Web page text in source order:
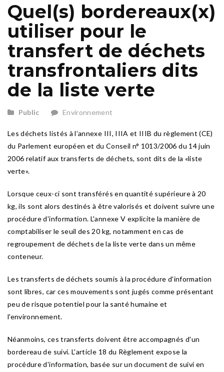
Quel(s) bordereaux(x)
utiliser pour le
transfert de déchets
transfrontaliers dits
de la liste verte
Public Environnement
Les déchets listés à l’annexe III, IIIA et IIIB du règlement (CE)
du Parlement européen et du Conseil n° 1013/2006 du 14 juin
2006 relatif aux transferts de déchets, sont dits de la «liste
verte».
Lorsque ceux-ci sont transférés en quantité supérieure à 20
kg, ils sont alors destinés à être valorisés et doivent suivre une
procédure d'information. L'annexe V explicite la manière de
comptabiliser le seuil des 20 kg, notamment en cas de
regroupement de déchets de la liste verte dans un même
conteneur.
Les transferts de déchets soumis à la procédure d'information
sont libres, car ces mouvements sont jugés comme présentant
peu de risque potentiel pour la santé humaine et
l'environnement.
Néanmoins, ces transferts doivent être accompagnés d'un
bordereau de suivi. L'article 18 du Règlement expose la
procédure d'information, basée sur un document de suivi en